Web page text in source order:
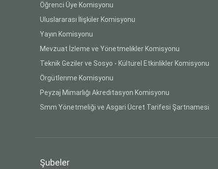
Öğrenci Üye Komisyonu
Uluslararası İlişkiler Komisyonu
Yayın Komisyonu
Mevzuat İzleme ve Yönetmelikler Komisyonu
Teknik Geziler ve Sosyo - Kültürel Etkinlikler Komisyonu
Örgütlenme Komisyonu
Peyzaj Mimarlığı Akreditasyon Komisyonu
Smm Yönetmeliği ve Asgari Ücret Tarifesi Şartnamesi
Şubeler